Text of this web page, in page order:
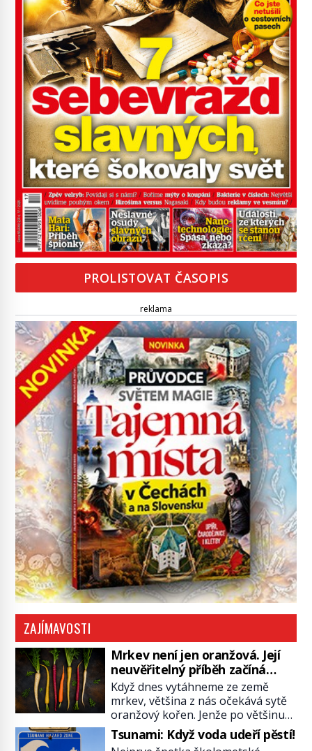
PROLISTOVAT ČASOPIS
reklama
ZAJÍMAVOSTI
Mrkev není jen oranžová. Její
neuvěřitelný příběh začíná
fialovou barvou
Když dnes vytáhneme ze země
mrkev, většina z nás očekává sytě
oranžový kořen. Jenže po většinu
své historie je mrkev všechno
možné, jen ne oranžová. Je fialová,
Tsunami: Když voda udeří pěstí!